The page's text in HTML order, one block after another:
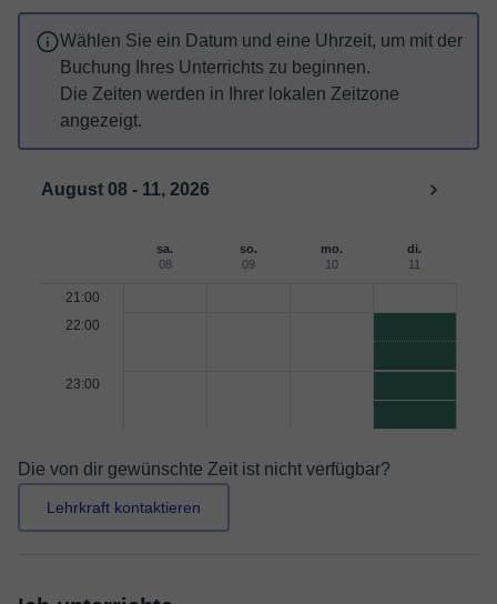
Wählen Sie ein Datum und eine Uhrzeit, um mit der
Buchung Ihres Unterrichts zu beginnen.
Die Zeiten werden in Ihrer lokalen Zeitzone
angezeigt.
August 08 - 11, 2026
sa.
08
so.
09
mo.
10
di.
11
21:00
22:00
23:00
Die von dir gewünschte Zeit ist nicht verfügbar?
Lehrkraft kontaktieren